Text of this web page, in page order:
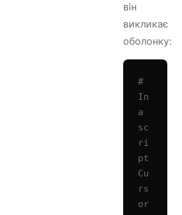
він
викликає
оболонку:
#
In
a
sc
ri
pt
Cu
rs
or